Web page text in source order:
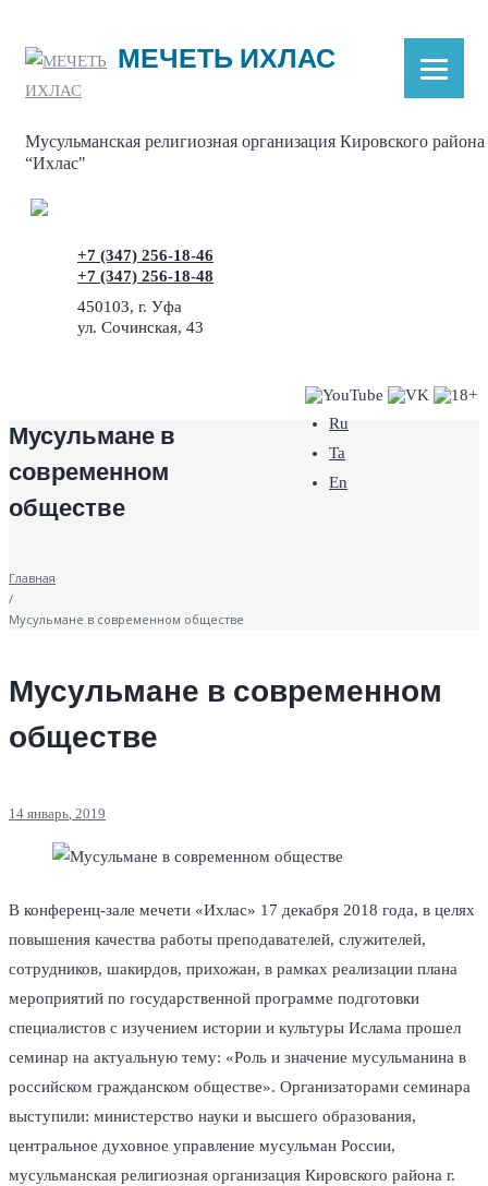
Skip
МЕЧЕТЬ ИХЛАС
Мусульманская религиозная организация Кировского
“Ихлас"
+7 (347) 256-18-46
+7 (347) 256-18-48
450103, г. Уфа
ул. Сочинская, 43
Ru
Ta
En
Мусульмане в
современном
обществе
Главная
/
Мусульмане в современном обществе
Мусульмане в современном
обществе
14 январь, 2019
В конференц-зале мечети «Ихлас» 17 декабря 2018 года, в целях
повышения качества работы преподавателей, служителей,
сотрудников, шакирдов, прихожан, в рамках реализации плана
мероприятий по государственной программе подготовки
специалистов с изучением истории и культуры Ислама прошел
семинар на актуальную тему: «Роль и значение мусульманина в
российском гражданском обществе». Организаторами семинара
выступили: министерство науки и высшего образования,
центральное духовное управление мусульман России,
мусульманская религиозная организация Кировского района г.